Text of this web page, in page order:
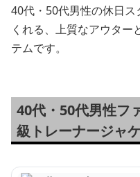
40代・50代男性の休日
くれる、上質なアウター
テムです。
40代・50代男性フ
級トレーナージャ